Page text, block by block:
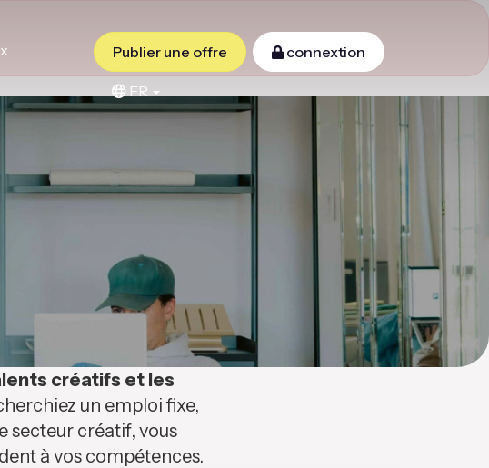
Publier une offre connextion
FR
créatifs et les
un emploi fixe,
secteur créatif, vous
à vos compétences.